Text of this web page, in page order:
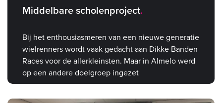
Middelbare scholenproject
Bij het enthousiasmeren van een nieuwe generatie
wielrenners wordt vaak gedacht aan Dikke Banden
Races voor de allerkleinsten. Maar in Almelo werd
op een andere doelgroep ingezet